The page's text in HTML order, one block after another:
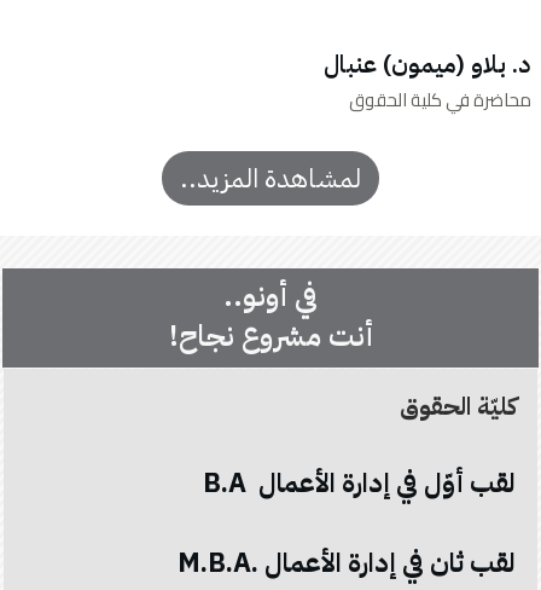
د. بلاو (ميمون) عنبال
محاضرة في كلية الحقوق
لمشاهدة المزيد..
في أونو..
أنت مشروع نجاح!
كليّة الحقوق
لقب أوّل في إدارة الأعمال B.A
لقب ثان في إدارة الأعمال .M.B.A